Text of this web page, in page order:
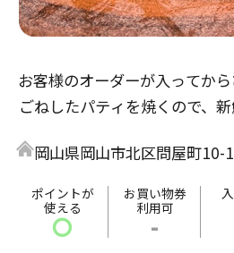
お客様のオーダーが入ってか
ごねしたパティを焼くので、
バーガーだけでなく、多彩なプ
です！
テラス席では手ぶらでBBQも
テラスはワンちゃ
岡山県岡山市北区問屋町10-
ポイントが
使える
〇
お買い物券
利用可
-